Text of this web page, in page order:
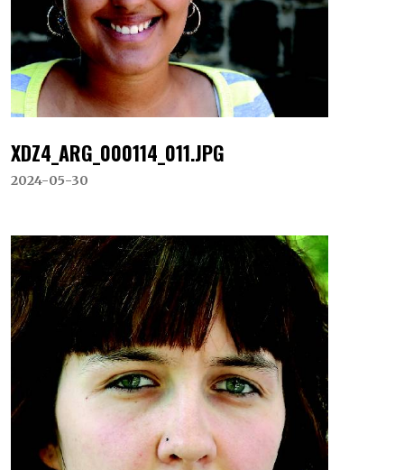
XDZ4_ARG_000114_011.JPG
2024-05-30